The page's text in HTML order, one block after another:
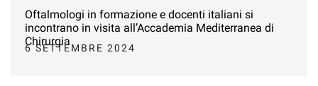
Oftalmologi in formazione e docenti italiani si
incontrano in visita all’Accademia Mediterranea di
Chirurgia
6 SETTEMBRE 2024